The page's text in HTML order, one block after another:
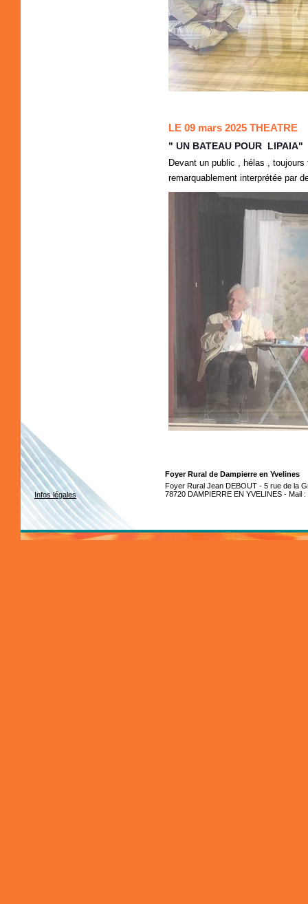
LE 09 mars 2025 THEATRE
" UN BATEAU POUR LIPAIA"
Devant un public , hélas ,
remarquablement interprétée par
Infos légales
Foyer Rural de Dampierre en Yvelines
Foyer Rural Jean DEBOUT - 5 rue de la
78720 DAMPIERRE EN YVELINES - Mail :